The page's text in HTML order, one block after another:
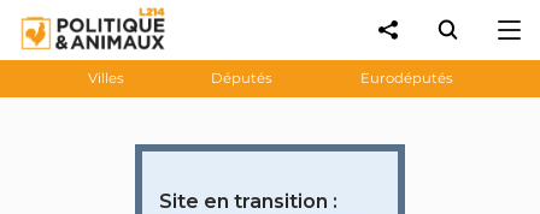
Villes Députés Eurodéputés
Site en transition :